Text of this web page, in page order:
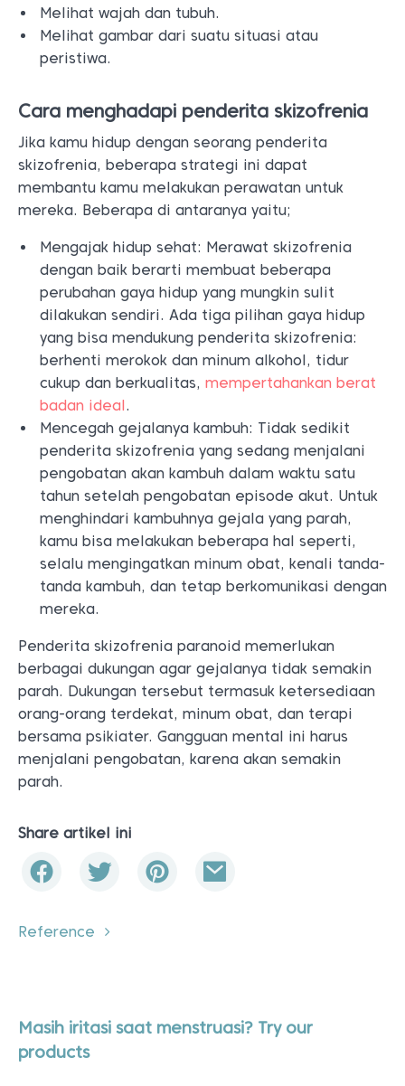
Melihat wajah dan tubuh.
Melihat gambar dari suatu situasi atau
peristiwa.
Cara menghadapi penderita skizofrenia
Jika kamu hidup dengan seorang penderita
skizofrenia, beberapa strategi ini dapat
membantu kamu melakukan perawatan untuk
mereka. Beberapa di antaranya yaitu;
Mengajak hidup sehat: Merawat skizofrenia
dengan baik berarti membuat beberapa
perubahan gaya hidup yang mungkin sulit
dilakukan sendiri. Ada tiga pilihan gaya hidup
yang bisa mendukung penderita skizofrenia:
berhenti merokok dan minum alkohol, tidur
cukup dan berkualitas, mempertahankan berat
badan ideal.
Mencegah gejalanya kambuh: Tidak sedikit
penderita skizofrenia yang sedang menjalani
pengobatan akan kambuh dalam waktu satu
tahun setelah pengobatan episode akut. Untuk
menghindari kambuhnya gejala yang parah,
kamu bisa melakukan beberapa hal seperti,
selalu mengingatkan minum obat, kenali tanda-
tanda kambuh, dan tetap berkomunikasi dengan
mereka.
Penderita skizofrenia paranoid memerlukan
berbagai dukungan agar gejalanya tidak semakin
parah. Dukungan tersebut termasuk ketersediaan
orang-orang terdekat, minum obat, dan terapi
bersama psikiater. Gangguan mental ini harus
menjalani pengobatan, karena akan semakin
parah.
Share artikel ini
Reference
Masih iritasi saat menstruasi? Try our
products